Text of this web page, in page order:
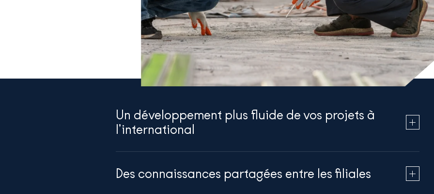
Un développement plus fluide de vos projets à
l’international
Des connaissances partagées entre les filiales